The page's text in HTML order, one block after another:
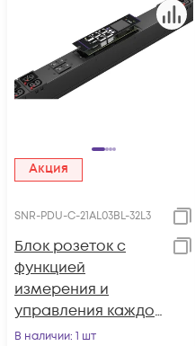
Акция
SNR-PDU-C-21AL03BL-32L3
Блок розеток с
функцией
измерения и
управления каждой
розеткой серии
В наличии: 1 шт